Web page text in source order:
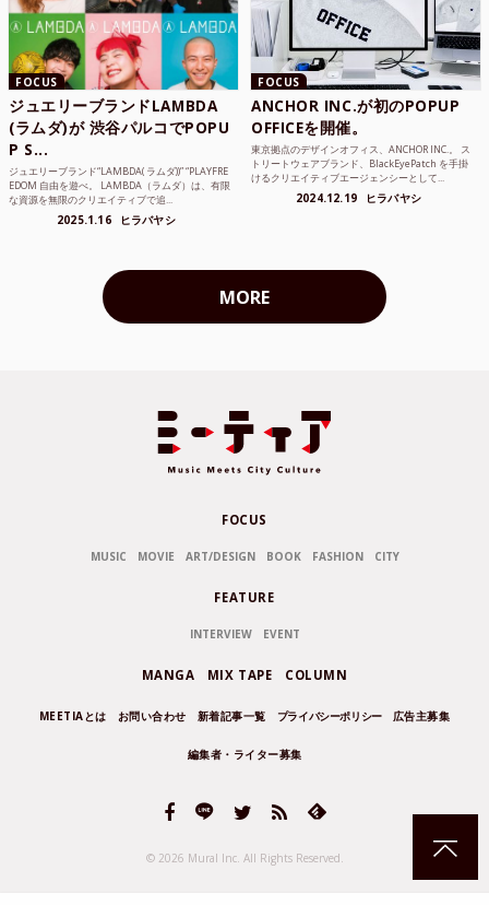
FOCUS
ジュエリーブランドLAMBDA
(ラムダ)が 渋谷パルコでPOPU
P S...
ジュエリーブランド“LAMBDA( ラムダ))” “PLAYFRE
EDOM 自由を遊べ。 LAMBDA（ラムダ）は、有限
な資源を無限のクリエイティブで追...
2025.1.16 ヒラバヤシ
FOCUS
ANCHOR INC.が初のPOPUP
OFFICEを開催。
東京拠点のデザインオフィス、ANCHOR INC.。 ス
トリートウェアブランド、BlackEyePatch を手掛
けるクリエイティブエージェンシーとして...
2024.12.19 ヒラバヤシ
MORE
FOCUS
MUSIC MOVIE ART/DESIGN BOOK FASHION CITY
FEATURE
INTERVIEW EVENT
MANGA MIX TAPE COLUMN
MEETIAとは お問い合わせ 新着記事一覧 プライバシーポリシー 広告主募集
編集者・ライター募集
© 2026 Mural Inc. All Rights Reserved.